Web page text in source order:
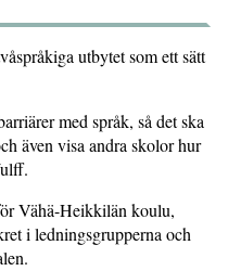
utbytet som ett sätt
med språk, så det ska
även visa andra skolor hur
Vähä-Heikkilän koulu,
i ledningsgrupperna och